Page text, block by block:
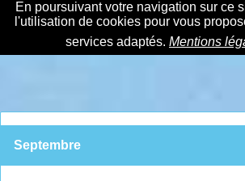
En poursuivant votre navigation sur ce
l'utilisation de cookies pour vous
services adaptés. Mentions
Septembre